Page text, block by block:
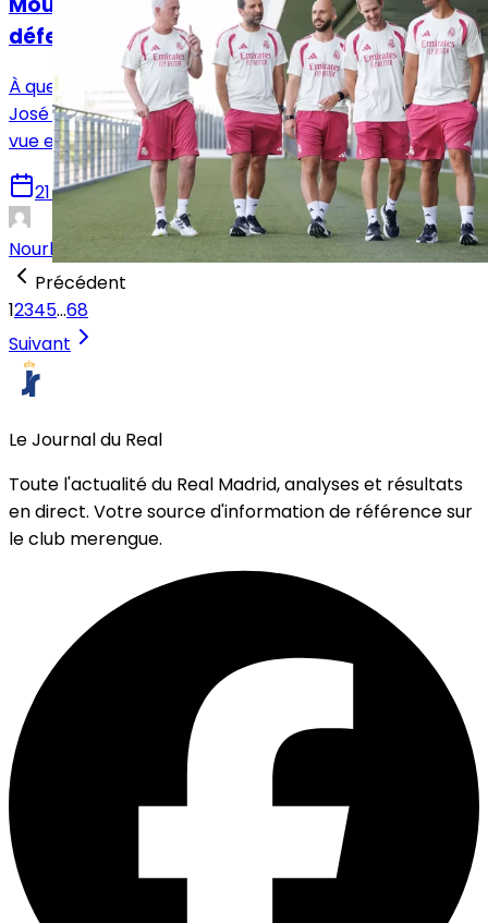
défense ?
À quelques semaines de la reprise de la compétition,
José Mourinho dispose d’une abondance rarement
vue en défense centrale avec cinq profils possibles.
21 juillet 2026
Nourhane Haroui
Précédent
12345…68
Suivant
Le Journal du Real
Toute l'actualité du Real Madrid, analyses et résultats
en direct. Votre source d'information de référence sur
le club merengue.